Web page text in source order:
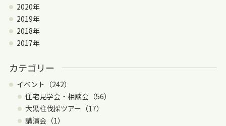
2020年
2019年
2018年
2017年
カテゴリー
イベント（242）
住宅見学会・相談会（56）
大黒柱伐採ツアー（17）
講演会（1）